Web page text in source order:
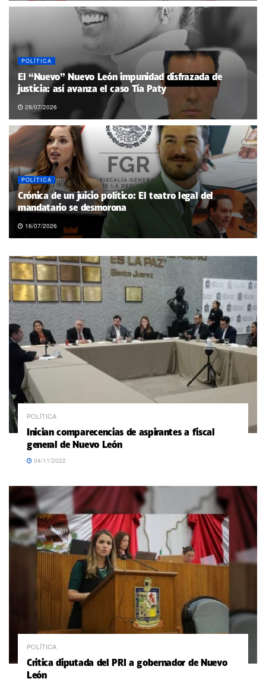
POLÍTICA
El “Nuevo” Nuevo León impunidad disfrazada de
justicia: así avanza el caso Tía Paty
28/07/2026
POLÍTICA
Crónica de un juicio político: El teatro legal del
mandatario se desmorona
16/07/2026
POLÍTICA
Inician comparecencias de aspirantes a fiscal
general de Nuevo León
04/11/2022
POLÍTICA
Critica diputada del PRI a gobernador de Nuevo
León